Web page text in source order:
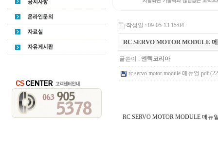
작성일 : 09-05-13 15:04
RC SERVO MOTOR MODULE
글쓴이 : 엔텍코리아
rc servo motor module 메뉴얼.pdf
RC SERVO MOTOR MODULE 메뉴